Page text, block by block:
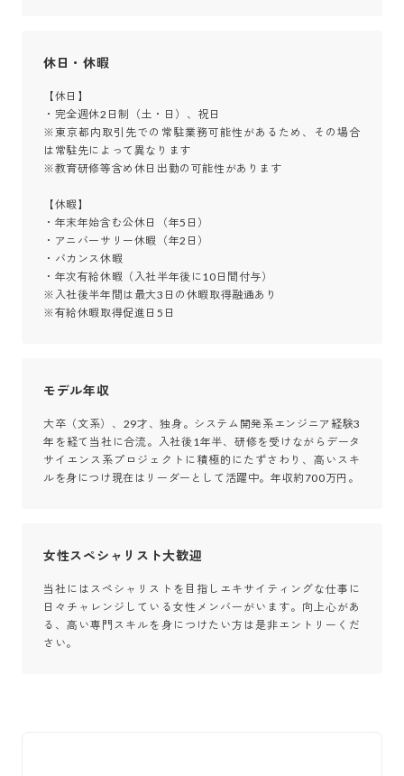
休日・休暇
【休日】
・完全週休2日制（土・日）、祝日
※東京都内取引先での常駐業務可能性があるため、その場合
は常駐先によって異なります
※教育研修等含め休日出勤の可能性があります
【休暇】
・年末年始含む公休日（年5日）
・アニバーサリー休暇（年2日）
・バカンス休暇
・年次有給休暇（入社半年後に10日間付与）
※入社後半年間は最大3日の休暇取得融通あり
※有給休暇取得促進日5日
モデル年収
大卒（文系）、29才、独身。システム開発系エンジニア経験3
年を経て当社に合流。入社後1年半、研修を受けながらデータ
サイエンス系プロジェクトに積極的にたずさわり、高いスキ
ルを身につけ現在はリーダーとして活躍中。年収約700万円。
女性スペシャリスト大歓迎
当社にはスペシャリストを目指しエキサイティングな仕事に
日々チャレンジしている女性メンバーがいます。向上心があ
る、高い専門スキルを身につけたい方は是非エントリーくだ
さい。